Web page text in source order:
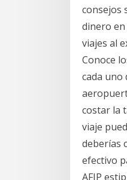
consejos
dinero
viajes al
Conoce
cada uno
costar la
viaje
deberías
efectivo
AFIP